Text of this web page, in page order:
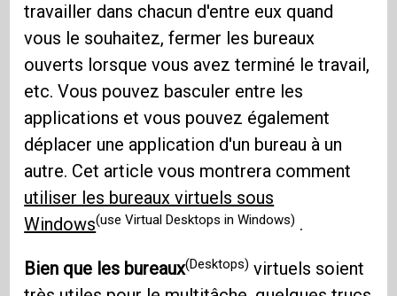
travailler dans chacun d'entre eux quand
vous le souhaitez, fermer les bureaux
ouverts lorsque vous avez terminé le travail,
etc. Vous pouvez basculer entre les
applications et vous pouvez également
déplacer une application d'un bureau à un
autre. Cet article vous montrera comment
utiliser les bureaux virtuels sous
Windows(use Virtual Desktops in Windows) .
Bien que les bureaux(Desktops) virtuels soient